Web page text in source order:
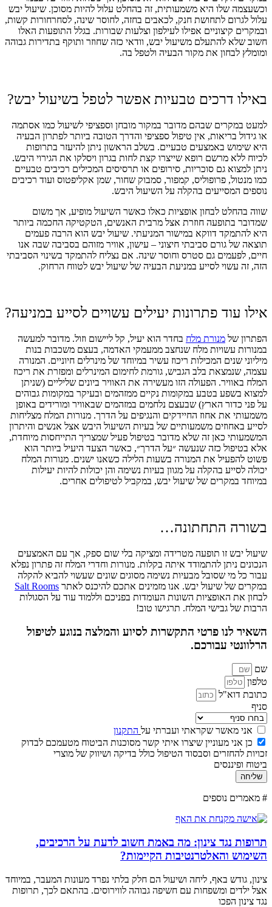
וכשעצמה שלו היא משמעותית, זה בהחלט עלול להיות מסוכן. שיעול יבש
עלול לגרום לתחושת חנק, לכאבים בחזה, לחוסר שינה, לסחרחורות קשות,
ובמקרים קיצוניים אפילו לעילפון וצלעות שבורות. בגלל התופעות האלו
חשוב שלא להתעלם משיעול יבש, וודאי כזה שחוזר ותוקף בתדירות גבוהה
ומומלץ לבחון את מקור הבעיה ולטפל בה.
באילו דרכים טבעיות אפשר לטפל בשיעול יבש?
למעט במקרים שבהם מדובר במקור מובחן וספציפי לשיעול כמו אסתמה
או גידול בריאות, אין טיפול ספציפי והדרך הטובה ביותר לפתרון הבעיה
היא שימוש באמצעים טבעיים. בשלב הראשון ניתן להיעזר בתרופות
לכיוח ללא מרשם רופא שייצרו קצת לחות בגרון ויסלקו את הגירוי היבש.
ניתן למצוא גם סוכריות, סירופים או תרסיסים המכילים רכיבים טבעיים
כמו מנטול, פרופוליס, קמפור, סמבוק שחור, שמן אקליפטוס ועוד רכיבים
נוספים המסייעים בהקלה על השיעול היבש.
שווה בהחלט לבחון אופציות כאלו כאשר השיעול מופיע, אך משום
שמדובר בתופעה חוזרת אצל מרבית האנשים, הטקטיקה החכמה ביותר
היא להתמקד דווקא במישור המניעתי. שיעול יבש הוא הרבה פעמים
תוצאה של גורם סביבתי חיצוני – עישון, אוויר מזוהם בסביבה שבה אנו
חיים, לפעמים גם סטרס וחוסר שינה. אם נצליח להתמקד בשינוי הסביבתי
הזה, זה עשוי לסייע במניעת הבעיה של שיעול יבש לטווח הרחוק.
אילו עוד פתרונות יעילים עשויים לסייע במניעה?
הפתרון של מנורת מלח בחדר הוא יעיל, קל ליישום וזול. מדובר למעשה
במנורות עשויות מלח שנחצב ממעמקי האדמה, בעצם משכבות בנות
מיליוני שנים המכילות ריכוז עשיר במיוחד של מינרלים חיוניים. המנורה
עצמה, שנמצאת בלב הגביש, גורמת לחימום המינרלים ומפזרת את ריכוז
המלח באוויר. הפעולה הזו מעשירה את האוויר ביונים שליליים (שניתן
למצוא בשפע בטבע במקומות נקיים ממזהמים ובעיקר במקומות גבוהים
על פני כדור הארץ) שבעצם נלחמים במזהמים שבאוויר ומורידים באופן
משמעותי את אחוז החיידקים והנגיפים על הדרך. מנורות המלח מצליחות
לסייע באחוזים משמעותיים של בעיות השיעול היבש אצל אנשים והיתרון
המשמעותי כאן זה שלא מדובר בטיפול פעיל שמצריך התייחסות מיוחדת,
אלא בטיפול כזה שנעשה ״על הדרך״, כאשר הצעד היעיל ביותר הוא
פשוט להפעיל את המנורה בשעות הלילה כשאנו ישנים. מנורות המלח
יכולה לסייע בהקלה על מגוון בעיות נשימה והן יכולות להיות יעילות
במיוחד במקרים של שיעול יבש, במקביל לטיפולים אחרים.
בשורה התחתונה…
שיעול יבש זו תופעה מטרידה ומציקה בלי שום ספק, אך עם האמצעים
הנכונים ניתן להתמודד איתה בקלות. מנורות וחדרי המלח זה פתרון נפלא
עבור כל מי שסובל מבעיות נשימה מסוגים שונים שעשוי להביא להקלה
במקרים של שיעול יבש. אנו מזמינים אתכם להיכנס לאתר Salt Rooms
לבחון את האופציות השונות העומדות בפניכם וללמוד עוד על הסגולות
הרבות של גבישי המלח. תרגישו טוב!
השאיר לנו פרטי התקשרות לסיוע והמלצה בנוגע לטיפול
הרלוונטי עבורכם.
שם
טלפון
כתובת דוא"ל
סניף
אני מאשר שקראתי ועברתי על התקנון
כן אני מעוניין שיצרו איתי קשר מסוכנות הביטוח מטעמכם לבדוק
זכויות להחזרים וסבסוד הטיפול כולל בדיקה ושיווק של מוצרי
ביטוח ופיננסים
שליחה
# מאמרים נוספים
תרופות נגד צינון: מה באמת חשוב לדעת על הרכיבים,
השימוש והאלטרנטיבות הקיימות?
צינון, גודש באף, ליחה ושיעול הם חלק בלתי נפרד מעונות המעבר, במיוחד
אצל ילדים ומשפחות עם חשיפה גבוהה לווירוסים. בהתאם לכך, תרופות
נגד צינון הפכו